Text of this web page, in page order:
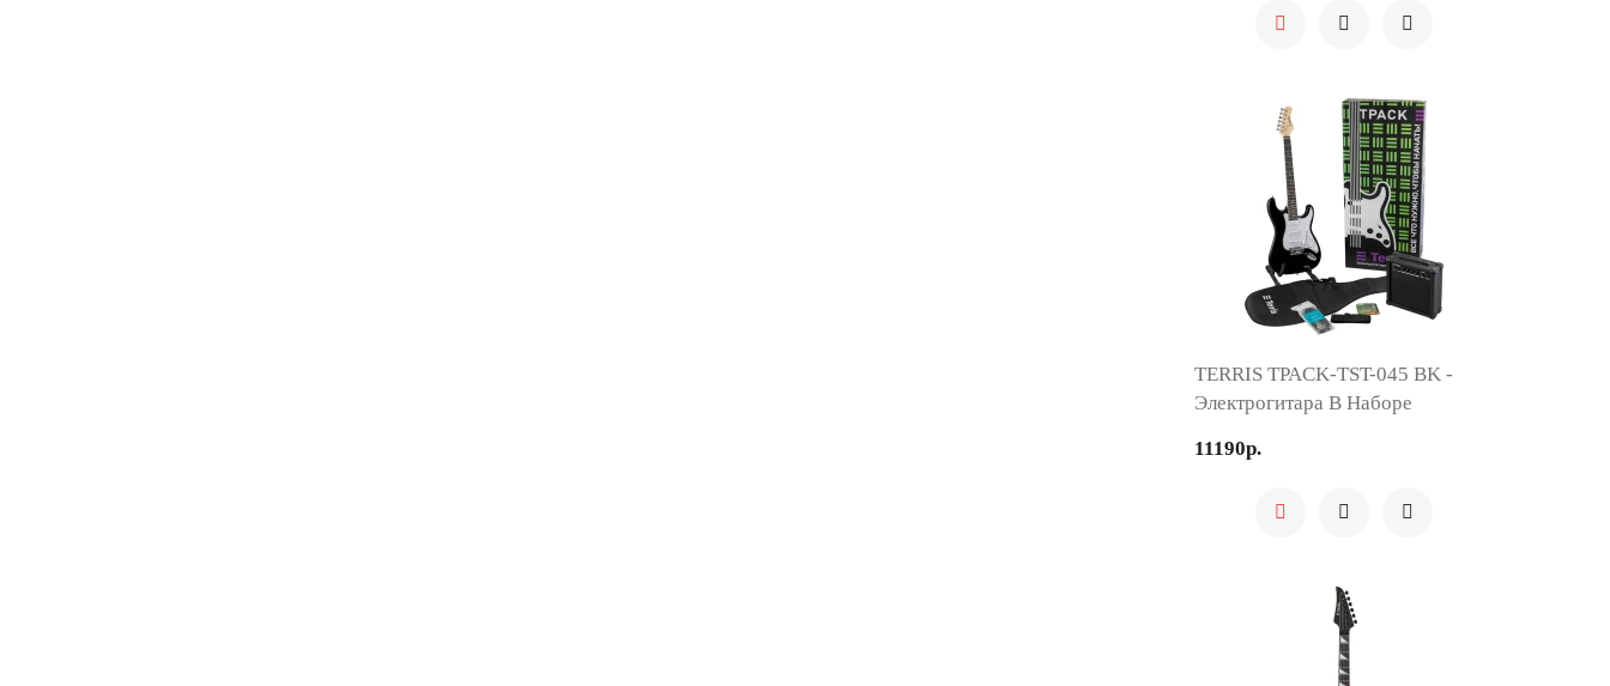
TERRIS TPACK-TST-045 BK -
Электрогитара В Наборе
11190р.